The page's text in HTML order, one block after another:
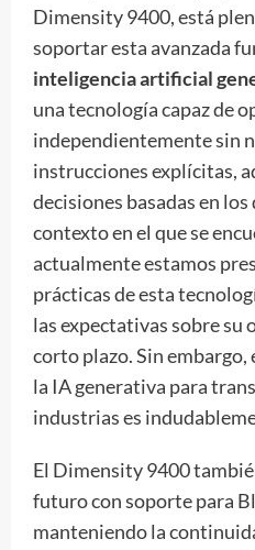
Dimensity 9400, está
soportar esta avanzada
inteligencia artificial
una tecnología capaz de
independientemente sin
instrucciones explícitas,
decisiones basadas en
contexto en el que se
actualmente estamos
prácticas de esta
las expectativas sobre su
corto plazo. Sin
la IA generativa para
industrias es
El Dimensity 9400
futuro con soporte para
manteniendo la